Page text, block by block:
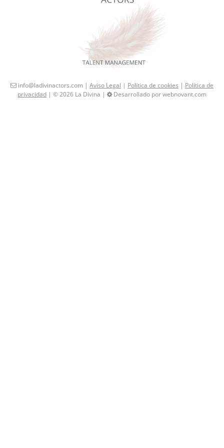
info@ladivinactors.com | Aviso Legal | Política de cookies | Política de
privacidad | © 2026 La Divina | Desarrollado por webnovant.com